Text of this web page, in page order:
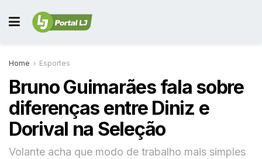
Home Esportes
Bruno Guimarães fala sobre
diferenças entre Diniz e
Dorival na Seleção
Volante acha que modo de trabalho mais simples